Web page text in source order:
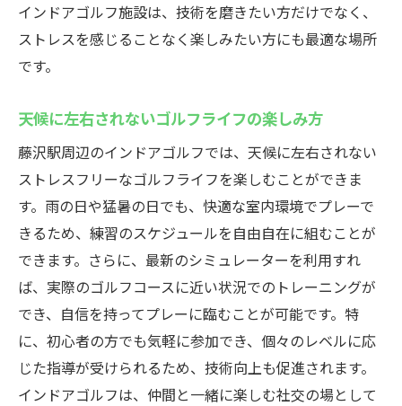
インドアゴルフ施設は、技術を磨きたい方だけでなく、
ストレスを感じることなく楽しみたい方にも最適な場所
です。
天候に左右されないゴルフライフの楽しみ方
藤沢駅周辺のインドアゴルフでは、天候に左右されない
ストレスフリーなゴルフライフを楽しむことができま
す。雨の日や猛暑の日でも、快適な室内環境でプレーで
きるため、練習のスケジュールを自由自在に組むことが
できます。さらに、最新のシミュレーターを利用すれ
ば、実際のゴルフコースに近い状況でのトレーニングが
でき、自信を持ってプレーに臨むことが可能です。特
に、初心者の方でも気軽に参加でき、個々のレベルに応
じた指導が受けられるため、技術向上も促進されます。
インドアゴルフは、仲間と一緒に楽しむ社交の場として